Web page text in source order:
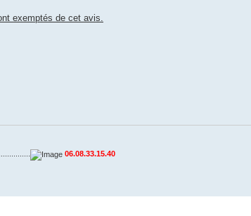
exemptés de cet avis.
06.08.33.15.40